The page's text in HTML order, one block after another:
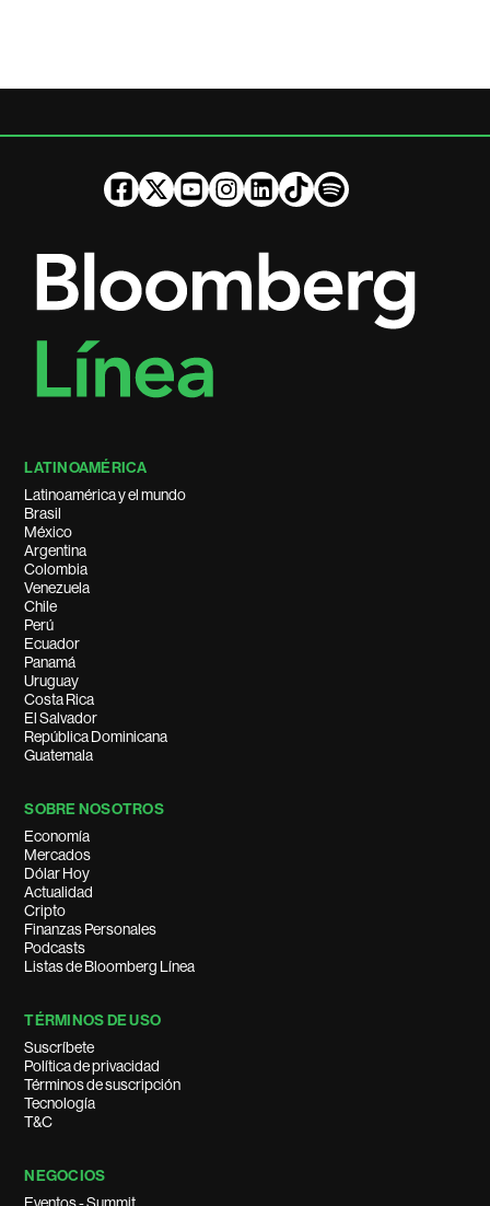
LATINOAMÉRICA
Latinoamérica y el mundo
Brasil
México
Argentina
Colombia
Venezuela
Chile
Perú
Ecuador
Panamá
Uruguay
Costa Rica
El Salvador
República Dominicana
Guatemala
SOBRE NOSOTROS
Economía
Mercados
Dólar Hoy
Actualidad
Cripto
Finanzas Personales
Podcasts
Listas de Bloomberg Línea
TÉRMINOS DE USO
Suscríbete
Política de privacidad
Términos de suscripción
Tecnología
T&C
NEGOCIOS